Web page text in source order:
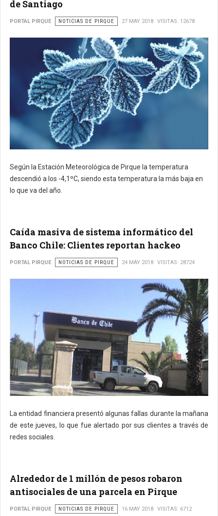
de Santiago
PORTAL PIRQUE NOTICIAS DE PIRQUE 27 MAY 2018 VISITAS: 12678
Según la Estación Meteorológica de Pirque la temperatura
descendió a los -4,1ºC, siendo esta temperatura la más baja en
lo que va del año.
Caída masiva de sistema informático del
Banco Chile: Clientes reportan hackeo
PORTAL PIRQUE NOTICIAS DE PIRQUE 24 MAY 2018 VISITAS: 28724
La entidad financiera presentó algunas fallas durante la mañana
de este jueves, lo que fue alertado por sus clientes a través de
redes sociales.
Alrededor de 1 millón de pesos robaron
antisociales de una parcela en Pirque
PORTAL PIRQUE NOTICIAS DE PIRQUE 16 MAY 2018 VISITAS: 6712